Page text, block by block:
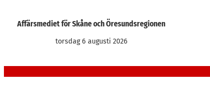
Affärsmediet för Skåne och Öresundsregionen
torsdag 6 augusti 2026